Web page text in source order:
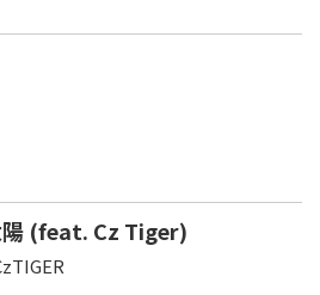
(feat. Cz Tiger)